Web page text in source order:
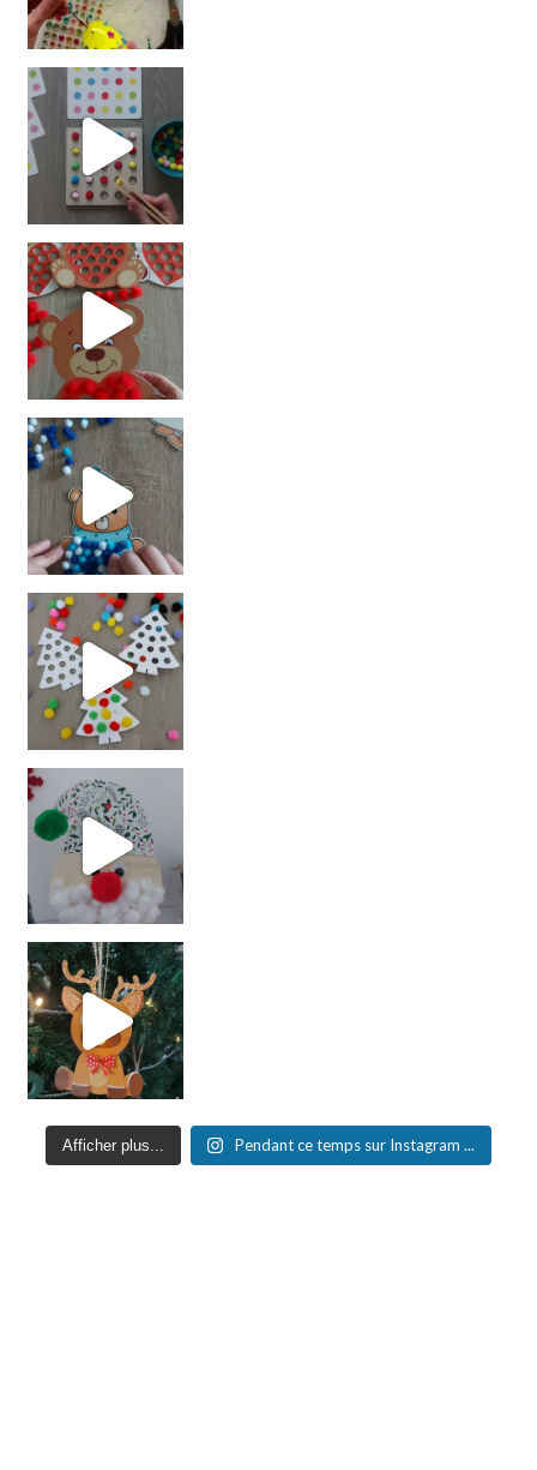
Afficher plus... Pendant ce temps sur Instagram ...